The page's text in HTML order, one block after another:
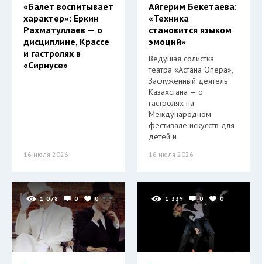
«Балет воспитывает
характер»: Еркин
Рахматуллаев — о
дисциплине, Крассе
и гастролях в
«Сириусе»
16 июля 2026
Айгерим Бекетаева:
«Техника
становится языком
эмоций»
Ведущая солистка
театра «Астана Опера»,
Заслуженный деятель
Казахстана — о
гастролях на
Международном
фестивале искусств для
детей и
16 июля 2026
1 078 0 0 1 339 0 0